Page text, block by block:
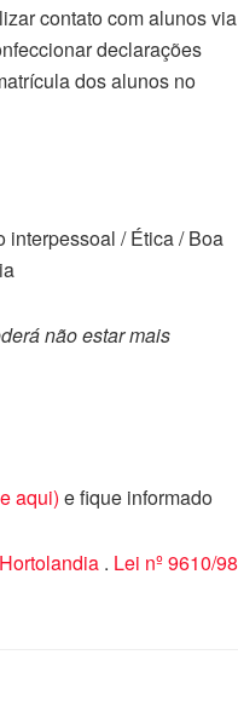
contato com alunos via
declarações
dos alunos no
interpessoal / Ética / Boa
não estar mais
aqui) e fique informado
. Lei nº 9610/98